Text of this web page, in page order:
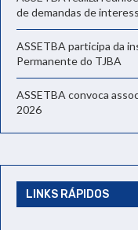
de demandas de
ASSETBA participa da
Permanente do TJBA
ASSETBA convoca
2026
LINKS RÁPIDOS